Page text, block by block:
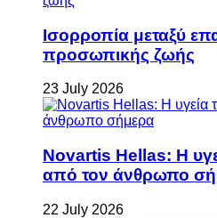
Ισορροπία μεταξύ
προσωπικής ζωής
23 July 2026
Novartis Hellas: Η
από τον άνθρωπο
22 July 2026